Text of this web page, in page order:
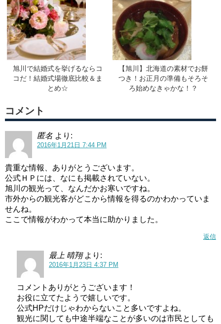
旭川で結婚式を挙げるならコ
コだ！結婚式場徹底比較＆ま
とめ☆
【旭川】北海道の素材でお餅
つき！お正月の準備もそろそ
ろ始めなきゃかな！？
コメント
匿名 より:
2016年1月21日 7:44 PM
貴重な情報、ありがとうございます。
公式ＨＰには、なにも掲載されていない。
旭川の観光って、なんだかお寒いですね。
市外からの観光客がどこから情報を得るのかわかっていま
せんね。
ここで情報がわかって本当に助かりました。
返信
最上 晴翔 より:
2016年1月23日 4:37 PM
コメントありがとうございます！
お役に立てたようで嬉しいです。
公式HPだけじゃわからないこと多いですよね。
観光に関しても中途半端なことが多いのは市民としても